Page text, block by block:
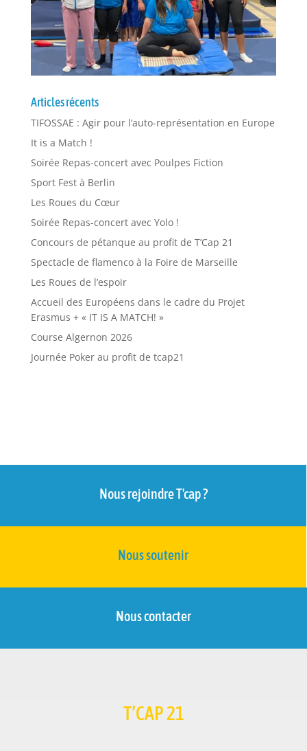
Articles récents
TIFOSSAE : Agir pour l’auto-représentation en Europe
It is a Match !
Soirée Repas-concert avec Poulpes Fiction
Sport Fest à Berlin
Les Roues du Cœur
Soirée Repas-concert avec Yolo !
Concours de pétanque au profit de T’Cap 21
Spectacle de flamenco à la Foire de Marseille
Les Roues de l’espoir
Accueil des Européens dans le cadre du Projet
Erasmus + « IT IS A MATCH! »
Course Algernon 2026
Journée Poker au profit de tcap21
Nous rejoindre T'cap ?
Nous soutenir
Nous contacter
T’CAP 21